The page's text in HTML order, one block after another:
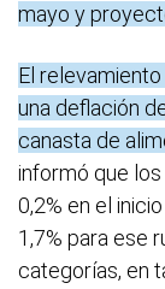
mayo y
El
una deflación
canasta de
informó que
0,2% en el
1,7% para ese
categorías, en